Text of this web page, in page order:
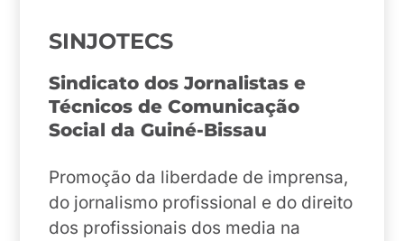
SINJOTECS
Sindicato dos Jornalistas e
Técnicos de Comunicação
Social da Guiné-Bissau
Promoção da liberdade de imprensa,
do jornalismo profissional e do direito
dos profissionais dos media na